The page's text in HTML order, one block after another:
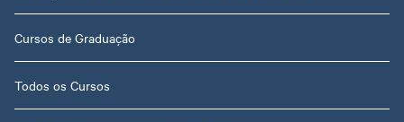
Cursos de Graduação
Todos os Cursos